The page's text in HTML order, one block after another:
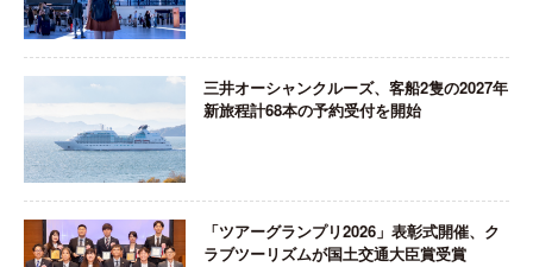
三井オーシャンクルーズ、客船2隻の2027年
新旅程計68本の予約受付を開始
「ツアーグランプリ2026」表彰式開催、ク
ラブツーリズムが国土交通大臣賞受賞